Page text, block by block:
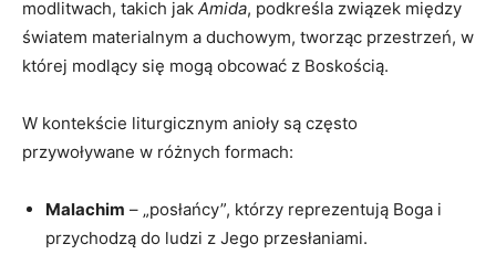
modlitwach, takich jak Amida, podkreśla związek między
światem materialnym a duchowym, tworząc przestrzeń, w
której modlący się mogą obcować z Boskością.
W kontekście liturgicznym anioły są często
przywoływane w różnych formach:
Malachim – „posłańcy”, którzy reprezentują Boga i
przychodzą do ludzi z Jego przesłaniami.